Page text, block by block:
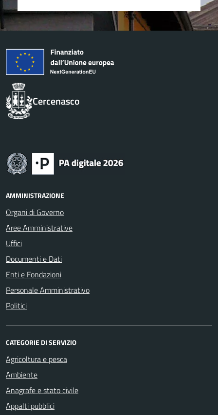
Cercenasco
AMMINISTRAZIONE
Organi di Governo
Aree Amministrative
Uffici
Documenti e Dati
Enti e Fondazioni
Personale Amministrativo
Politici
CATEGORIE DI SERVIZIO
Agricoltura e pesca
Ambiente
Anagrafe e stato civile
Appalti pubblici